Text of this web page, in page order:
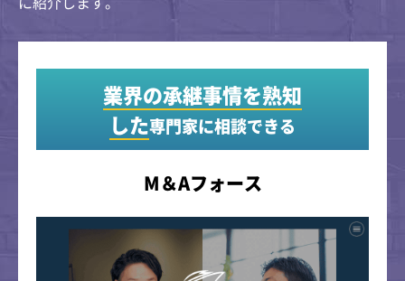
業界の承継事情を熟知
した専門家に相談できる
M＆Aフォース